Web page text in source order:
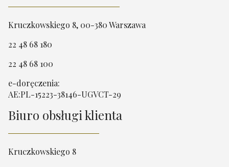
Kruczkowskiego 8, 00-380 Warszawa
22 48 68 180
22 48 68 100
e-doręczenia:
AE:PL-15223-38146-UGVCT-29
Biuro obsługi klienta
Kruczkowskiego 8